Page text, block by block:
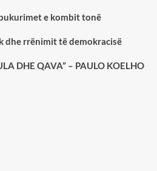
e kombit tonë
dhe rrënimit të demokracisë
DHE QAVA” – PAULO KOELHO